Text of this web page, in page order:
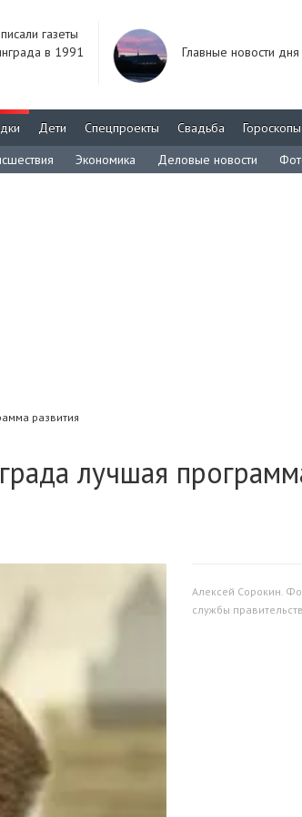
газеты
в 1991
Главные новости дня
Дети Спецпроекты Свадьба
Гороскопы
Экономика Деловые новости
развития
лучшая
Алексей Сорокин.
службы